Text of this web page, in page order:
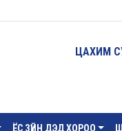
ЦАХИМ
ЁС ЗҮЙН ДЭД ХОРОО